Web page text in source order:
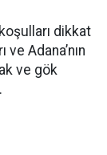
dikkat
Adana’nın
ve gök